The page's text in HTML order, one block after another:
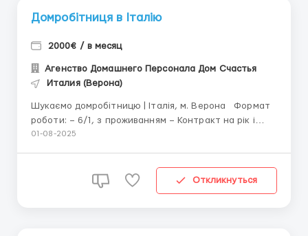
Домробітниця в Італію
2000€ / в месяц
Агенство Домашнего Персонала Дом Счастья
Италия (Верона)
Шукаємо домробітницю | Італія, м. Верона Формат
роботи: – 6/1, з проживанням – Контракт на рік і
більше – Відпустка: оплачувана, 14 днів кожні 6 міс.
01-08-2025
Откликнуться